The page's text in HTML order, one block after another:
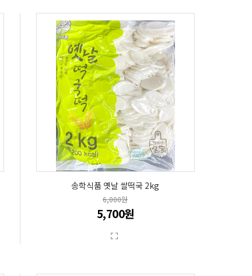
송학식품 옛날 쌀떡국 2kg
6,000원
5,700원